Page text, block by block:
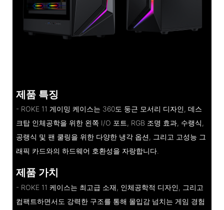
제품 특징
- ROKE 11 게이밍 케이스는 360도 둥근 모서리 디자인, 데스
크탑 인체공학을 위한 왼쪽 I/O 포트, RGB 조명 효과, 수랭식,
공랭식 및 팬 쿨링을 위한 다양한 냉각 옵션, 그리고 고성능 그
래픽 카드와의 하드웨어 호환성을 자랑합니다.
제품 가치
- ROKE 11 케이스는 최고급 소재, 인체공학적 디자인, 그리고
컴팩트하면서도 강력한 구조를 통해 몰입감 넘치는 게임 경험